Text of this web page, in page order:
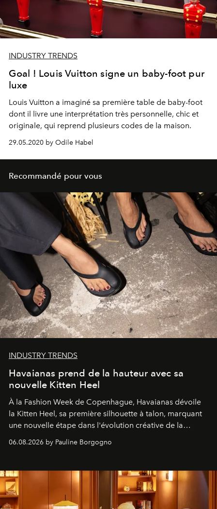
INDUSTRY TRENDS
Goal ! Louis Vuitton signe un baby-foot pur
luxe
Louis Vuitton a imaginé sa première table de baby-foot
dont il livre une interprétation très personnelle, chic et
originale, qui reprend plusieurs codes de la maison.
29.05.2020 by Odile Habel
Recommandé pour vous
INDUSTRY TRENDS
Havaianas prend de la hauteur avec sa
nouvelle Kitten Heel
À la Fashion Week de Copenhague, Havaianas dévoile
la Kitten Heel, sa première silhouette à talon, marquant
une nouvelle étape dans l'évolution créative de la
06.08.2026 by Pauline Borgogno